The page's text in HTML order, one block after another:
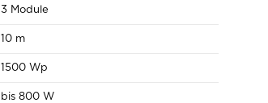
3 Module
10 m
1500 Wp
bis 800 W